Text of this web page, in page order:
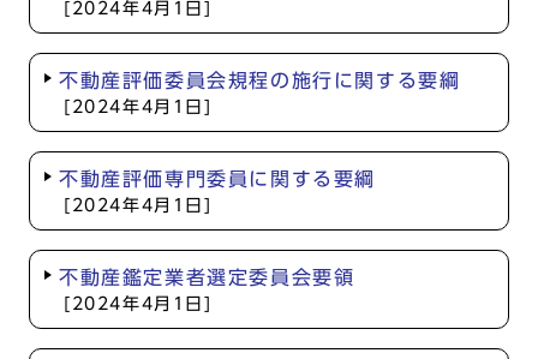
[2024年4月1日]
不動産評価委員会規程の施行に関する要綱
[2024年4月1日]
不動産評価専門委員に関する要綱
[2024年4月1日]
不動産鑑定業者選定委員会要領
[2024年4月1日]